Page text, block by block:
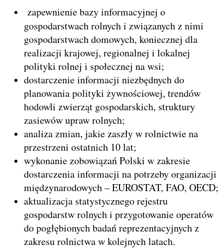
zapewnienie bazy informacyjnej o
gospodarstwach rolnych i związanych z nimi
gospodarstwach domowych, koniecznej dla
realizacji krajowej, regionalnej i lokalnej
polityki rolnej i społecznej na wsi;
dostarczenie informacji niezbędnych do
planowania polityki żywnościowej, trendów
hodowli zwierząt gospodarskich, struktury
zasiewów upraw rolnych;
analiza zmian, jakie zaszły w rolnictwie na
przestrzeni ostatnich 10 lat;
wykonanie zobowiązań Polski w zakresie
dostarczenia informacji na potrzeby organizacji
międzynarodowych – EUROSTAT, FAO, OECD;
aktualizacja statystycznego rejestru
gospodarstw rolnych i przygotowanie operatów
do pogłębionych badań reprezentacyjnych z
zakresu rolnictwa w kolejnych latach.